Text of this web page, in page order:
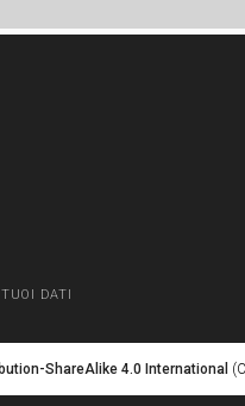
DATI
ShareAlike 4.0 International